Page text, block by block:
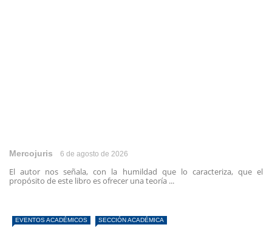
Mercojuris 6 de agosto de 2026
El autor nos señala, con la humildad que lo caracteriza, que el
propósito de este libro es ofrecer una teoría ...
EVENTOS ACADÉMICOS SECCIÓN ACADÉMICA